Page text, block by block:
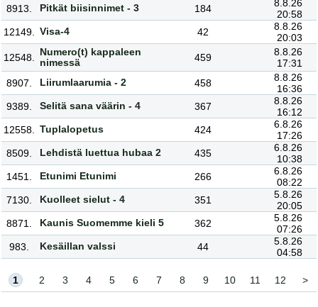
8913.
Pitkät biisinnimet - 3 184
8.8.26
20:58
12149.
Visa-4 42
8.8.26
20:03
12548.
Numero(t) kappaleen
nimessä
459
8.8.26
17:31
8907.
Liirumlaarumia - 2 458
8.8.26
16:36
9389.
Selitä sana väärin - 4 367
8.8.26
16:12
12558.
Tuplalopetus 424
6.8.26
17:26
8509.
Lehdistä luettua hubaa 2 435
6.8.26
10:38
1451.
Etunimi Etunimi 266
6.8.26
08:22
7130.
Kuolleet sielut - 4 351
5.8.26
20:05
8871.
Kaunis Suomemme kieli 5 362
5.8.26
07:26
983.
Kesäillan valssi 44
5.8.26
04:58
1 2 3 4 5 6 7 8 9 10 11 12 >